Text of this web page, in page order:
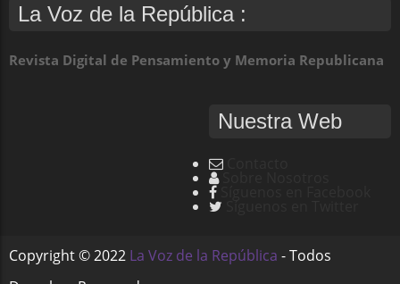
La Voz de la República :
Revista Digital de Pensamiento y Memoria Republicana
Nuestra Web
Copyright ©2022 La Voz de la República - Todos